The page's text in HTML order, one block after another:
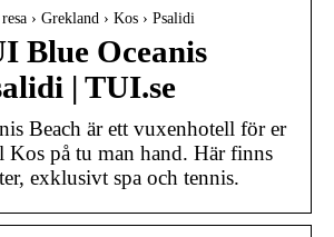
› Grekland › Kos › Psalidi
Blue Oceanis
| TUI.se
Beach är ett vuxenhotell för er
Kos på tu man hand. Här finns
exklusivt spa och tennis.